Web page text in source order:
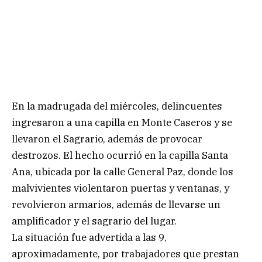
En la madrugada del miércoles, delincuentes
ingresaron a una capilla en Monte Caseros y se
llevaron el Sagrario, además de provocar
destrozos. El hecho ocurrió en la capilla Santa
Ana, ubicada por la calle General Paz, donde los
malvivientes violentaron puertas y ventanas, y
revolvieron armarios, además de llevarse un
amplificador y el sagrario del lugar.
La situación fue advertida a las 9,
aproximadamente, por trabajadores que prestan